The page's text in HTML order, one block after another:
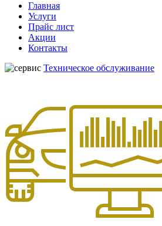
Главная
Услуги
Прайс лист
Акции
Контакты
Техническое обслуживание